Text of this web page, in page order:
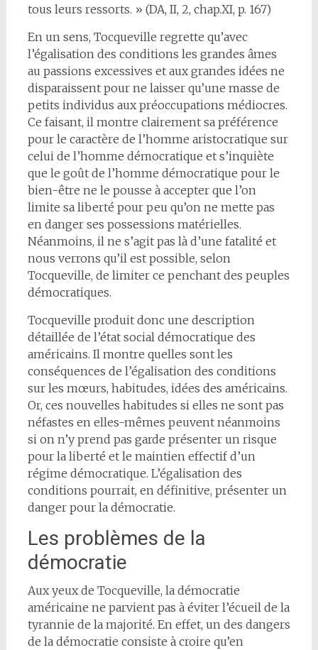
tous leurs ressorts. » (DA, II, 2, chap.XI, p. 167)
En un sens, Tocqueville regrette qu’avec
l’égalisation des conditions les grandes âmes
au passions excessives et aux grandes idées ne
disparaissent pour ne laisser qu’une masse de
petits individus aux préoccupations médiocres.
Ce faisant, il montre clairement sa préférence
pour le caractère de l’homme aristocratique sur
celui de l’homme démocratique et s’inquiète
que le goût de l’homme démocratique pour le
bien-être ne le pousse à accepter que l’on
limite sa liberté pour peu qu’on ne mette pas
en danger ses possessions matérielles.
Néanmoins, il ne s’agit pas là d’une fatalité et
nous verrons qu’il est possible, selon
Tocqueville, de limiter ce penchant des peuples
démocratiques.
Tocqueville produit donc une description
détaillée de l’état social démocratique des
américains. Il montre quelles sont les
conséquences de l’égalisation des conditions
sur les mœurs, habitudes, idées des américains.
Or, ces nouvelles habitudes si elles ne sont pas
néfastes en elles-mêmes peuvent néanmoins
si on n’y prend pas garde présenter un risque
pour la liberté et le maintien effectif d’un
régime démocratique. L’égalisation des
conditions pourrait, en définitive, présenter un
danger pour la démocratie.
Les problèmes de la
démocratie
Aux yeux de Tocqueville, la démocratie
américaine ne parvient pas à éviter l’écueil de la
tyrannie de la majorité. En effet, un des dangers
de la démocratie consiste à croire qu’en